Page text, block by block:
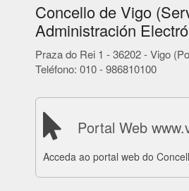
Concello de Vigo
Administración
Praza do Rei 1 - 36202 - Vigo
Teléfono: 010 - 986810100
Portal Web
Acceda ao portal web do